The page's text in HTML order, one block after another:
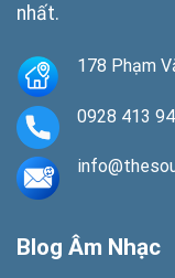
nhất.
178 Phạm
0928 413
Blog Âm Nhạc